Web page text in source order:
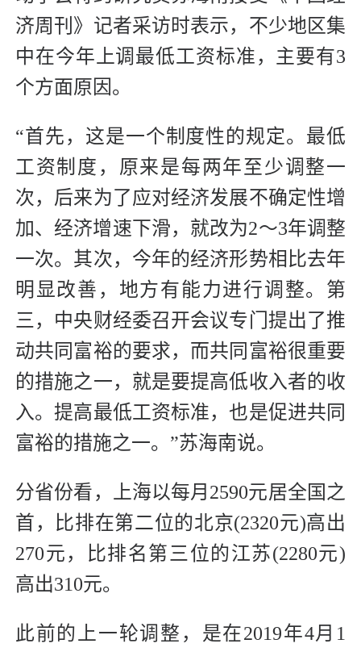
济周刊》记者采访时表示，不少地区集
中在今年上调最低工资标准，主要有3
个方面原因。
“首先，这是一个制度性的规定。最低
工资制度，原来是每两年至少调整一
次，后来为了应对经济发展不确定性增
加、经济增速下滑，就改为2～3年调整
一次。其次，今年的经济形势相比去年
明显改善，地方有能力进行调整。第
三，中央财经委召开会议专门提出了推
动共同富裕的要求，而共同富裕很重要
的措施之一，就是要提高低收入者的收
入。提高最低工资标准，也是促进共同
富裕的措施之一。”苏海南说。
分省份看，上海以每月2590元居全国之
首，比排在第二位的北京(2320元)高出
270元，比排名第三位的江苏(2280元)
高出310元。
此前的上一轮调整，是在2019年4月1